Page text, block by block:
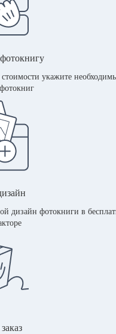
стоимости укажите
дизайн фотокниги в